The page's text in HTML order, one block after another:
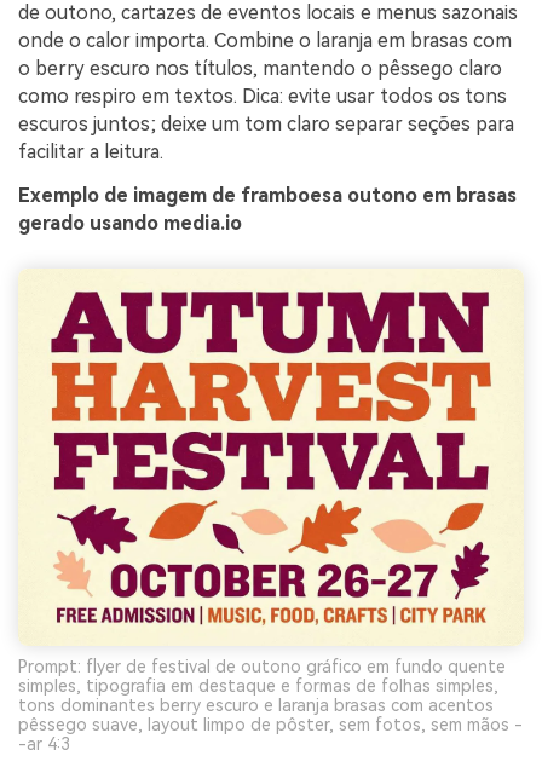
de outono, cartazes de eventos locais e menus sazonais
onde o calor importa. Combine o laranja em brasas com
o berry escuro nos títulos, mantendo o pêssego claro
como respiro em textos. Dica: evite usar todos os tons
escuros juntos; deixe um tom claro separar seções para
facilitar a leitura.
Exemplo de imagem de framboesa outono em brasas
gerado usando media.io
Prompt: flyer de festival de outono gráfico em fundo quente
simples, tipografia em destaque e formas de folhas simples,
tons dominantes berry escuro e laranja brasas com acentos
pêssego suave, layout limpo de pôster, sem fotos, sem mãos -
-ar 4:3